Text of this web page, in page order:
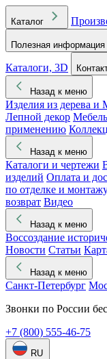
Каталог
Полезная информация
Каталоги, 3D
Назад к меню
Изделия из дерева
Лепной декор Мебель
применению
Назад к меню
Каталоги и чертежи
изделий Оплата и
по отделке и
возврат Видео
Назад к меню
Воссоздание
Новости Статьи
Назад к меню
Санкт-Петербург
Звонки по России
+7 (800) 555-46-75
RU